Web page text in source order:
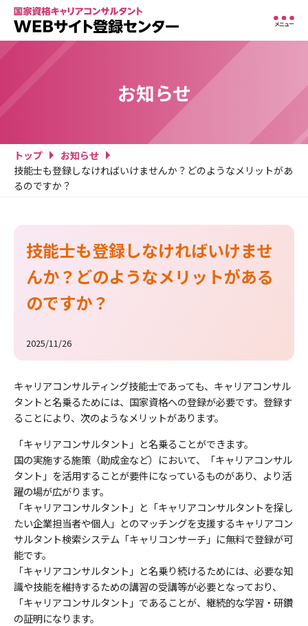
メニュー
お知らせ
トップ
お知らせ
技能士も登録しなければいけませんか？どのようなメリットがあ
るのですか？
技能士も登録しなければいけませ
んか？どのようなメリットがある
のですか？
2025/11/26
キャリアコンサルティング技能士であっても、キャリアコンサル
タントと名乗るためには、国家資格への登録が必要です。登録す
ることにより、次のようなメリットがあります。
「キャリアコンサルタント」と名乗ることができます。
国の実施する施策（助成金など）において、「キャリアコンサル
タント」を活用することが要件になっているものがあり、より活
躍の場が広がります。
「キャリアコンサルタント」と「キャリアコンサルタントを探し
たい企業担当者や個人」とのマッチングを支援するキャリアコン
サルタント検索システム「キャリコンサーチ」に無料で登録が可
能です。
「キャリアコンサルタント」と名乗り続けるためには、必要な知
識や技能を維持するための講習の受講等が必要となっており、
「キャリアコンサルタント」であることが、継続的な学習・研鑽
の証明になります。